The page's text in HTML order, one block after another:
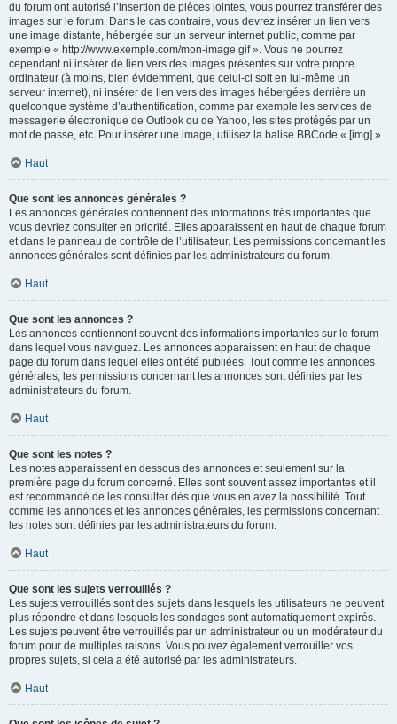
du forum ont autorisé l’insertion de pièces jointes, vous pourrez transférer des
images sur le forum. Dans le cas contraire, vous devrez insérer un lien vers
une image distante, hébergée sur un serveur internet public, comme par
exemple « http://www.exemple.com/mon-image.gif ». Vous ne pourrez
cependant ni insérer de lien vers des images présentes sur votre propre
ordinateur (à moins, bien évidemment, que celui-ci soit en lui-même un
serveur internet), ni insérer de lien vers des images hébergées derrière un
quelconque système d’authentification, comme par exemple les services de
messagerie électronique de Outlook ou de Yahoo, les sites protégés par un
mot de passe, etc. Pour insérer une image, utilisez la balise BBCode « [img] ».
Haut
Que sont les annonces générales ?
Les annonces générales contiennent des informations très importantes que
vous devriez consulter en priorité. Elles apparaissent en haut de chaque forum
et dans le panneau de contrôle de l’utilisateur. Les permissions concernant les
annonces générales sont définies par les administrateurs du forum.
Haut
Que sont les annonces ?
Les annonces contiennent souvent des informations importantes sur le forum
dans lequel vous naviguez. Les annonces apparaissent en haut de chaque
page du forum dans lequel elles ont été publiées. Tout comme les annonces
générales, les permissions concernant les annonces sont définies par les
administrateurs du forum.
Haut
Que sont les notes ?
Les notes apparaissent en dessous des annonces et seulement sur la
première page du forum concerné. Elles sont souvent assez importantes et il
est recommandé de les consulter dès que vous en avez la possibilité. Tout
comme les annonces et les annonces générales, les permissions concernant
les notes sont définies par les administrateurs du forum.
Haut
Que sont les sujets verrouillés ?
Les sujets verrouillés sont des sujets dans lesquels les utilisateurs ne peuvent
plus répondre et dans lesquels les sondages sont automatiquement expirés.
Les sujets peuvent être verrouillés par un administrateur ou un modérateur du
forum pour de multiples raisons. Vous pouvez également verrouiller vos
propres sujets, si cela a été autorisé par les administrateurs.
Haut